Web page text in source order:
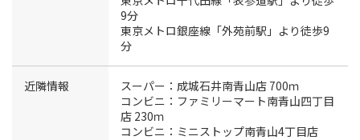
9分
東京メトロ銀座線「外苑前駅」より徒歩9
分
近隣情報
スーパー：成城石井南青山店 700ｍ
コンビニ：ファミリーマート南青山四丁目
店 230ｍ
コンビニ：ミニストップ南青山4丁目店